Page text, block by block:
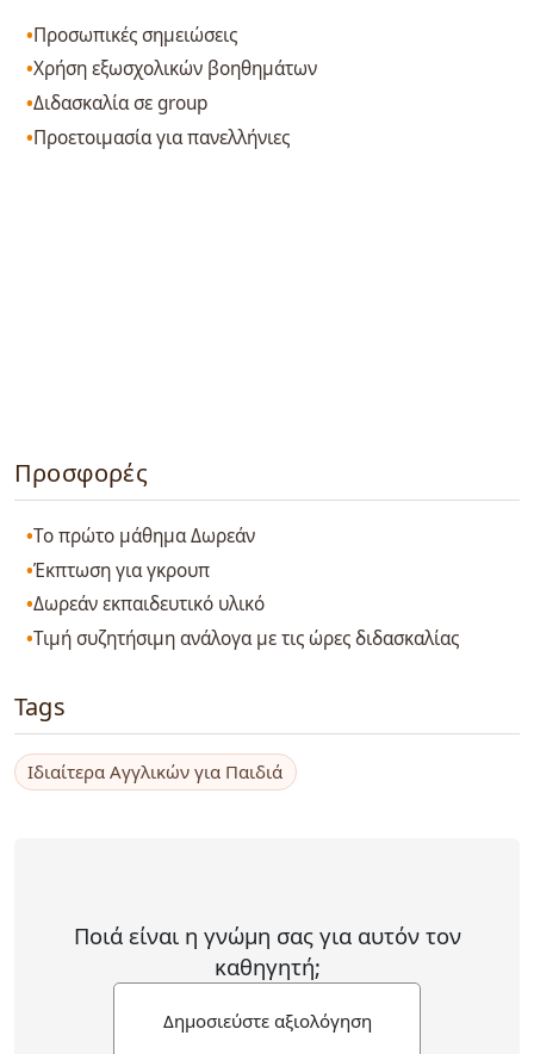
Προσωπικές σημειώσεις
Χρήση εξωσχολικών βοηθημάτων
Διδασκαλία σε group
Προετοιμασία για πανελλήνιες
Προσφορές
Το πρώτο μάθημα Δωρεάν
Έκπτωση για γκρουπ
Δωρεάν εκπαιδευτικό υλικό
Τιμή συζητήσιμη ανάλογα με τις ώρες διδασκαλίας
Tags
Ιδιαίτερα Αγγλικών για Παιδιά
Ποιά είναι η γνώμη σας για αυτόν τον
καθηγητή;
Δημοσιεύστε αξιολόγηση